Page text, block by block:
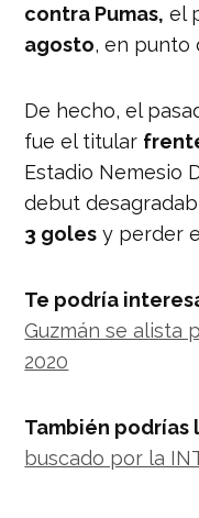
contra Pumas, el
agosto, en punto
De hecho, el
fue el titular
Estadio Nemesio
debut
3 goles y perder
Te podría
Guzmán se alista
2020
También podrías
buscado por la